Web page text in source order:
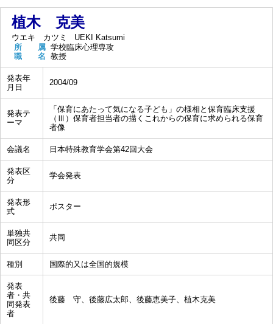
植木 克美
ウエキ カツミ
UEKI Katsumi
所 属 学校臨床心理専攻
職 名 教授
発表年
月日
2004/09
発表テ
ーマ
「保育にあたって気になる子ども」の様相と保育臨床支援
（Ⅲ）保育者担当者の描くこれからの保育に求められる保育
者像
会議名 日本特殊教育学会第42回大会
発表区
分
学会発表
発表形
式
ポスター
単独共
同区分
共同
種別 国際的又は全国的規模
発表
者・共
同発表
者
後藤 守、後藤広太郎、後藤恵美子、植木克美